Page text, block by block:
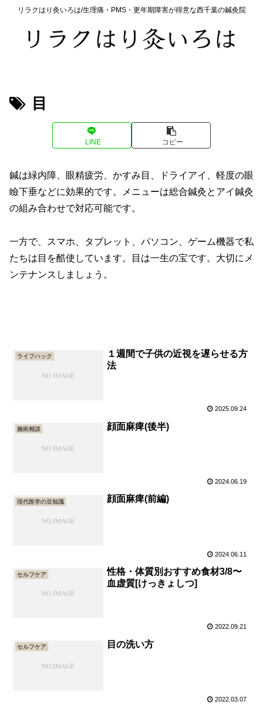
リラクはり灸いろは/生理痛・PMS・更年期障害が得意な西千葉の鍼灸院
目
LINE コピー
鍼は緑内障、眼精疲労、かすみ目、ドライアイ、軽度の眼
瞼下垂などに効果的です。メニューは総合鍼灸とアイ鍼灸
の組み合わせで対応可能です。
一方で、スマホ、タブレット、パソコン、ゲーム機器で私
たちは目を酷使しています。目は一生の宝です。大切にメ
ンテナンスしましょう。
ライフハック
１週間で子供の近視を遅らせる方
法
2025.09.24
施術相談 顔面麻痺(後半)
2024.06.19
現代医学の豆知識 顔面麻痺(前編)
2024.06.11
セルフケア
性格・体質別おすすめ食材3/8〜
血虚質[けっきょしつ]
2022.09.21
セルフケア 目の洗い方
2022.03.07